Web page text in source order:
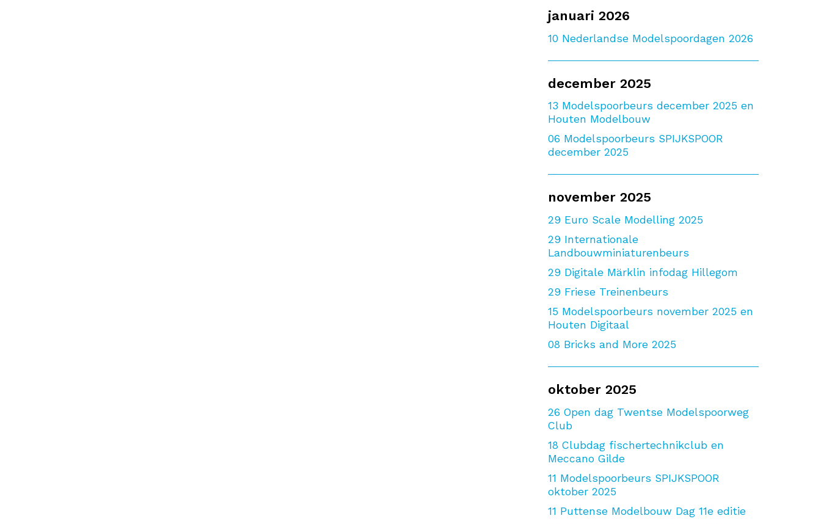
januari 2026
10 Nederlandse Modelspoordagen 2026
december 2025
13 Modelspoorbeurs december 2025 en
Houten Modelbouw
06 Modelspoorbeurs SPIJKSPOOR
december 2025
november 2025
29 Euro Scale Modelling 2025
29 Internationale
Landbouwminiaturenbeurs
29 Digitale Märklin infodag Hillegom
29 Friese Treinenbeurs
15 Modelspoorbeurs november 2025 en
Houten Digitaal
08 Bricks and More 2025
oktober 2025
26 Open dag Twentse Modelspoorweg
Club
18 Clubdag fischertechnikclub en
Meccano Gilde
11 Modelspoorbeurs SPIJKSPOOR
oktober 2025
11 Puttense Modelbouw Dag 11e editie